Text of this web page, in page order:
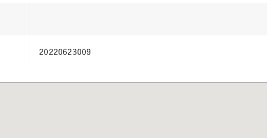
20220623009